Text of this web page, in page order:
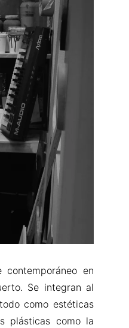
en
Se integran al
como estéticas
plásticas como la